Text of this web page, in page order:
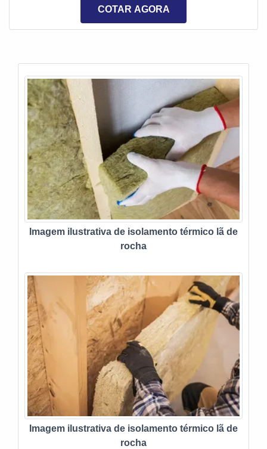
necessidades de empresas de saneamento,
companhias de distribuição de água e esgoto,
a DPS surge como uma grande aliada, pois combina
eficiência com preço justo. AS PRINCIPAIS
específico, utilizado para aquecer a superfície dos
tubos e, também, realizar a pressão entre as peças,
causando a vedação total na junção. Porém, como esse
modelo é ideal para tubos PEAD e PP, é fundamental
contar com uma empresa responsável pela locação.A
DPS é referência e destaque em aluguel de máquinas
de soldagens. A companhia conta com equipamentos
de primeira linha, garantindo a melhor qualidade na
aplicação de soldas e obtendo os melhores resultados
possíveis. Além disso, a empresa realiza a locação de
geradores, assegurando o fornecimento de energia
elétrica em qualquer ambiente. Por isso, na hora de
alugar um equipamento para soldagem de termofusão,
é fundamental contar com a qualidade e segurança de
equipamentos de primeira linha, ela conta com
atendimento personalizado, garantindo o auxílio
necessário para a escolha. Dentre os serviços
oferecidos, destacam-se:Manutenção de linhas em
PEAD e PP; Soldagem por termofusão;Locação de
equipamentos;Soldagem por eletrofusão.A MELHOR
ESCOLHA EM ALUGUEL DE MÁQUINAS DE
SOLDAEstá procurando por quanto custa aluguel de
máquina termofusão? A DPS, atuante há mais de 30
anos no mercado de soldagens, é a mais indicada
quando se trata de soldas em PEAD e PP. A empresa
também conta com profissionais experientes,
COTAR AGORA
Imagem ilustrativa de isolamento térmico lã de
rocha
Imagem ilustrativa de isolamento térmico lã de
rocha